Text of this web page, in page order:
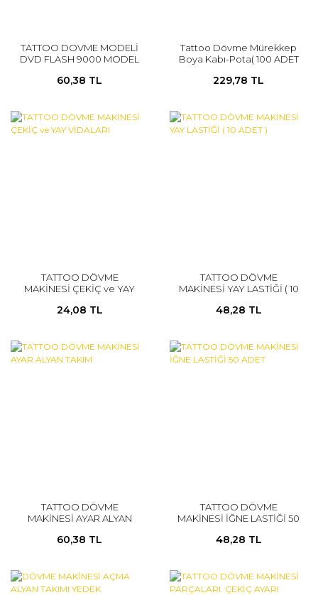
TATTOO DOVME MODELİ
DVD FLASH 9000 MODEL
60,38 TL
Tattoo Dövme Mürekkep
Boya Kabı-Pota( 100 ADET
229,78 TL
TATTOO DÖVME
MAKİNESİ ÇEKİÇ ve YAY
24,08 TL
TATTOO DÖVME
MAKİNESİ YAY LASTİĞİ ( 10
48,28 TL
TATTOO DÖVME
MAKİNESİ AYAR ALYAN
60,38 TL
TATTOO DÖVME
MAKİNESİ İĞNE LASTİĞİ 50
48,28 TL